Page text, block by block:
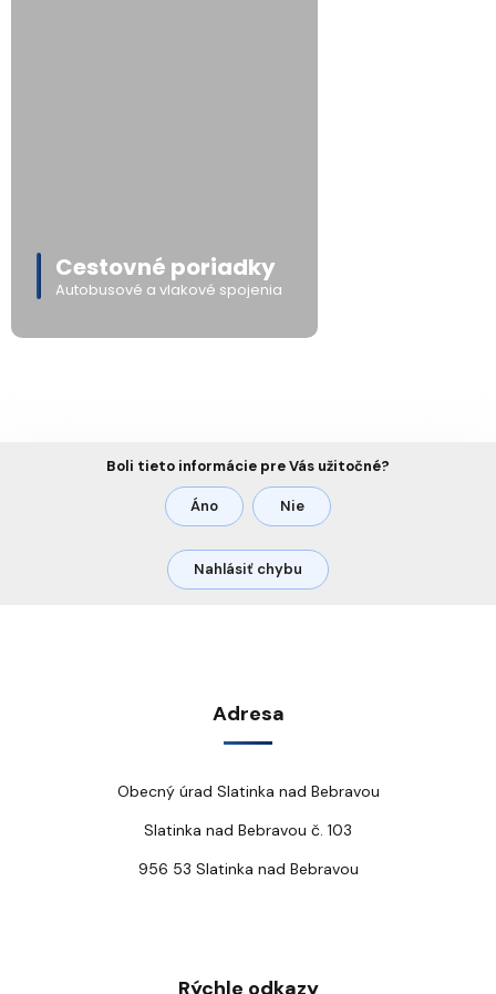
Cestovné poriadky
Autobusové a vlakové spojenia
Boli tieto informácie pre Vás užitočné?
Áno Nie
Nahlásiť chybu
Adresa
Obecný úrad Slatinka nad Bebravou
Slatinka nad Bebravou č. 103
956 53 Slatinka nad Bebravou
Rýchle odkazy